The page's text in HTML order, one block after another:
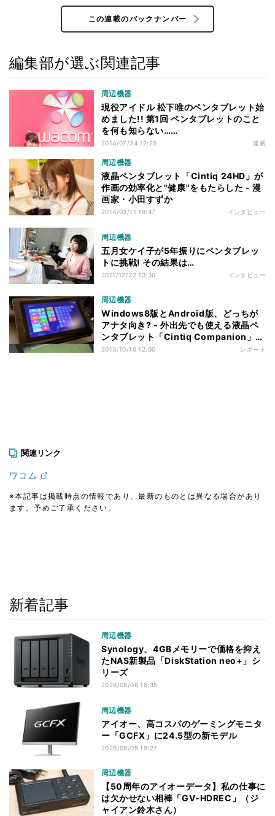
この連載のバックナンバー
編集部が選ぶ関連記事
周辺機器
現役アイドル 松下唯のペンタブレット始
めました!! 第1回 ペンタブレットのこと
を何も知らない……
2014/07/24 12:25 連載
周辺機器
液晶ペンタブレット「Cintiq 24HD」が
作画の効率化と"健康"をもたらした - 漫
画家・小田すずか
2014/03/11 19:47 インタビュー
周辺機器
五月女ケイ子が5年振りにペンタブレッ
トに挑戦! その結果は…
2011/12/22 13:30 インタビュー
周辺機器
Windows8版とAndroid版、どっちが
アナタ向き? - 外出先でも使える液晶ペ
ンタブレット「Cintiq Companion」2
機種の情報まとめ
2013/10/10 12:00 レポート
関連リンク
ワコム
※本記事は掲載時点の情報であり、最新のものとは異なる場合があり
ます。予めご了承ください。
新着記事
周辺機器
Synology、4GBメモリーで価格を抑え
たNAS新製品「DiskStation neo+」シ
リーズ
2026/08/06 16:35
周辺機器
アイオー、高コスパのゲーミングモニタ
ー「GCFX」に24.5型の新モデル
2026/08/05 19:27
周辺機器
【50周年のアイオーデータ】私の仕事に
は欠かせない相棒「GV-HDREC」（ジ
ャイアン鈴木さん）